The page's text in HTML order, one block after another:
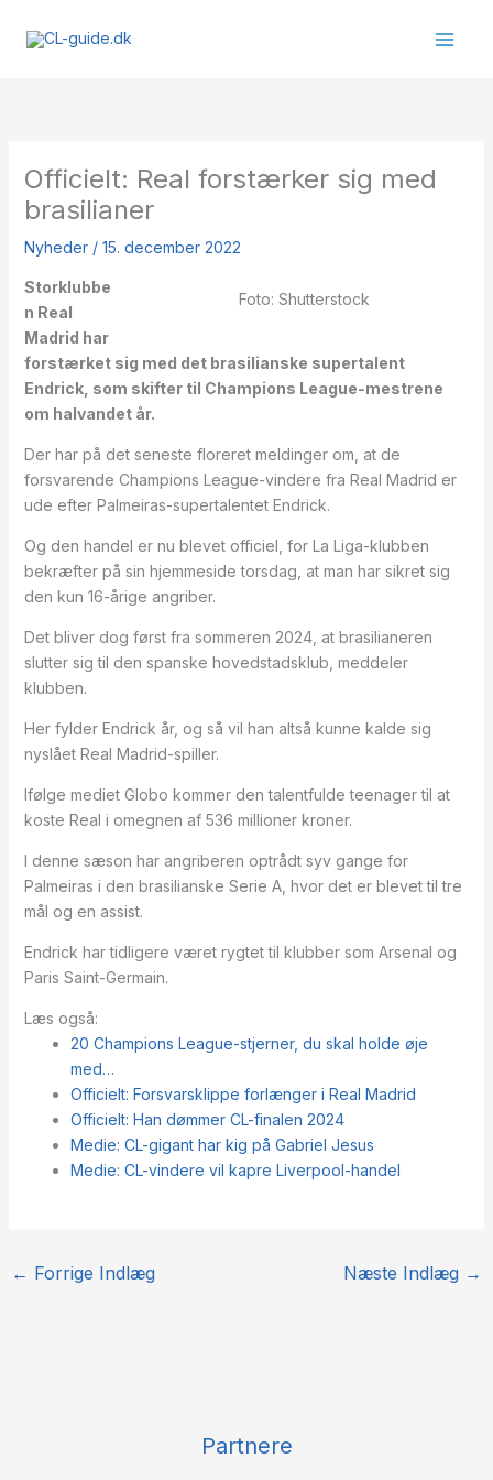
Officielt: Real forstærker sig med
brasilianer
Nyheder/ 15. december 2022
Foto: Shutterstock
Storklubbe
n Real
Madrid har
forstærket sig med det brasilianske supertalent
Endrick, som skifter til Champions League-mestrene
om halvandet år.
Der har på det seneste floreret meldinger om, at de
forsvarende Champions League-vindere fra Real Madrid er
ude efter Palmeiras-supertalentet Endrick.
Og den handel er nu blevet officiel, for La Liga-klubben
bekræfter på sin hjemmeside torsdag, at man har sikret sig
den kun 16-årige angriber.
Det bliver dog først fra sommeren 2024, at brasilianeren
slutter sig til den spanske hovedstadsklub, meddeler
klubben.
Her fylder Endrick år, og så vil han altså kunne kalde sig
nyslået Real Madrid-spiller.
Ifølge mediet Globo kommer den talentfulde teenager til at
koste Real i omegnen af 536 millioner kroner.
I denne sæson har angriberen optrådt syv gange for
Palmeiras i den brasilianske Serie A, hvor det er blevet til tre
mål og en assist.
Endrick har tidligere været rygtet til klubber som Arsenal og
Paris Saint-Germain.
Læs også:
20 Champions League-stjerner, du skal holde øje
med…
Officielt: Forsvarsklippe forlænger i Real Madrid
Officielt: Han dømmer CL-finalen 2024
Medie: CL-gigant har kig på Gabriel Jesus
Medie: CL-vindere vil kapre Liverpool-handel
← Forrige Indlæg Næste Indlæg →
Partnere